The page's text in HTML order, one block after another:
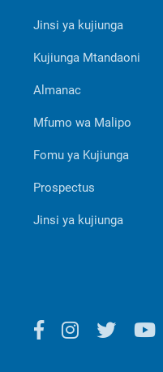
Jinsi ya kujiunga
Kujiunga Mtandaoni
Almanac
Mfumo wa Malipo
Fomu ya Kujiunga
Prospectus
Jinsi ya kujiunga